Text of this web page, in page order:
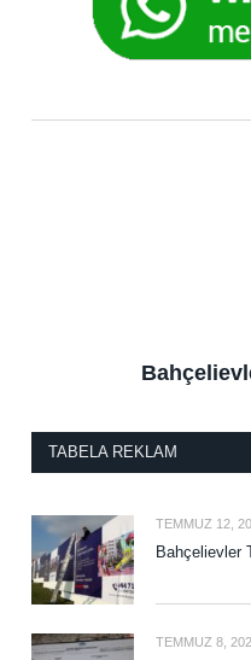
TABELA REKLAM
TEMMUZ 12,
Bahçelievler
TEMMUZ 8,